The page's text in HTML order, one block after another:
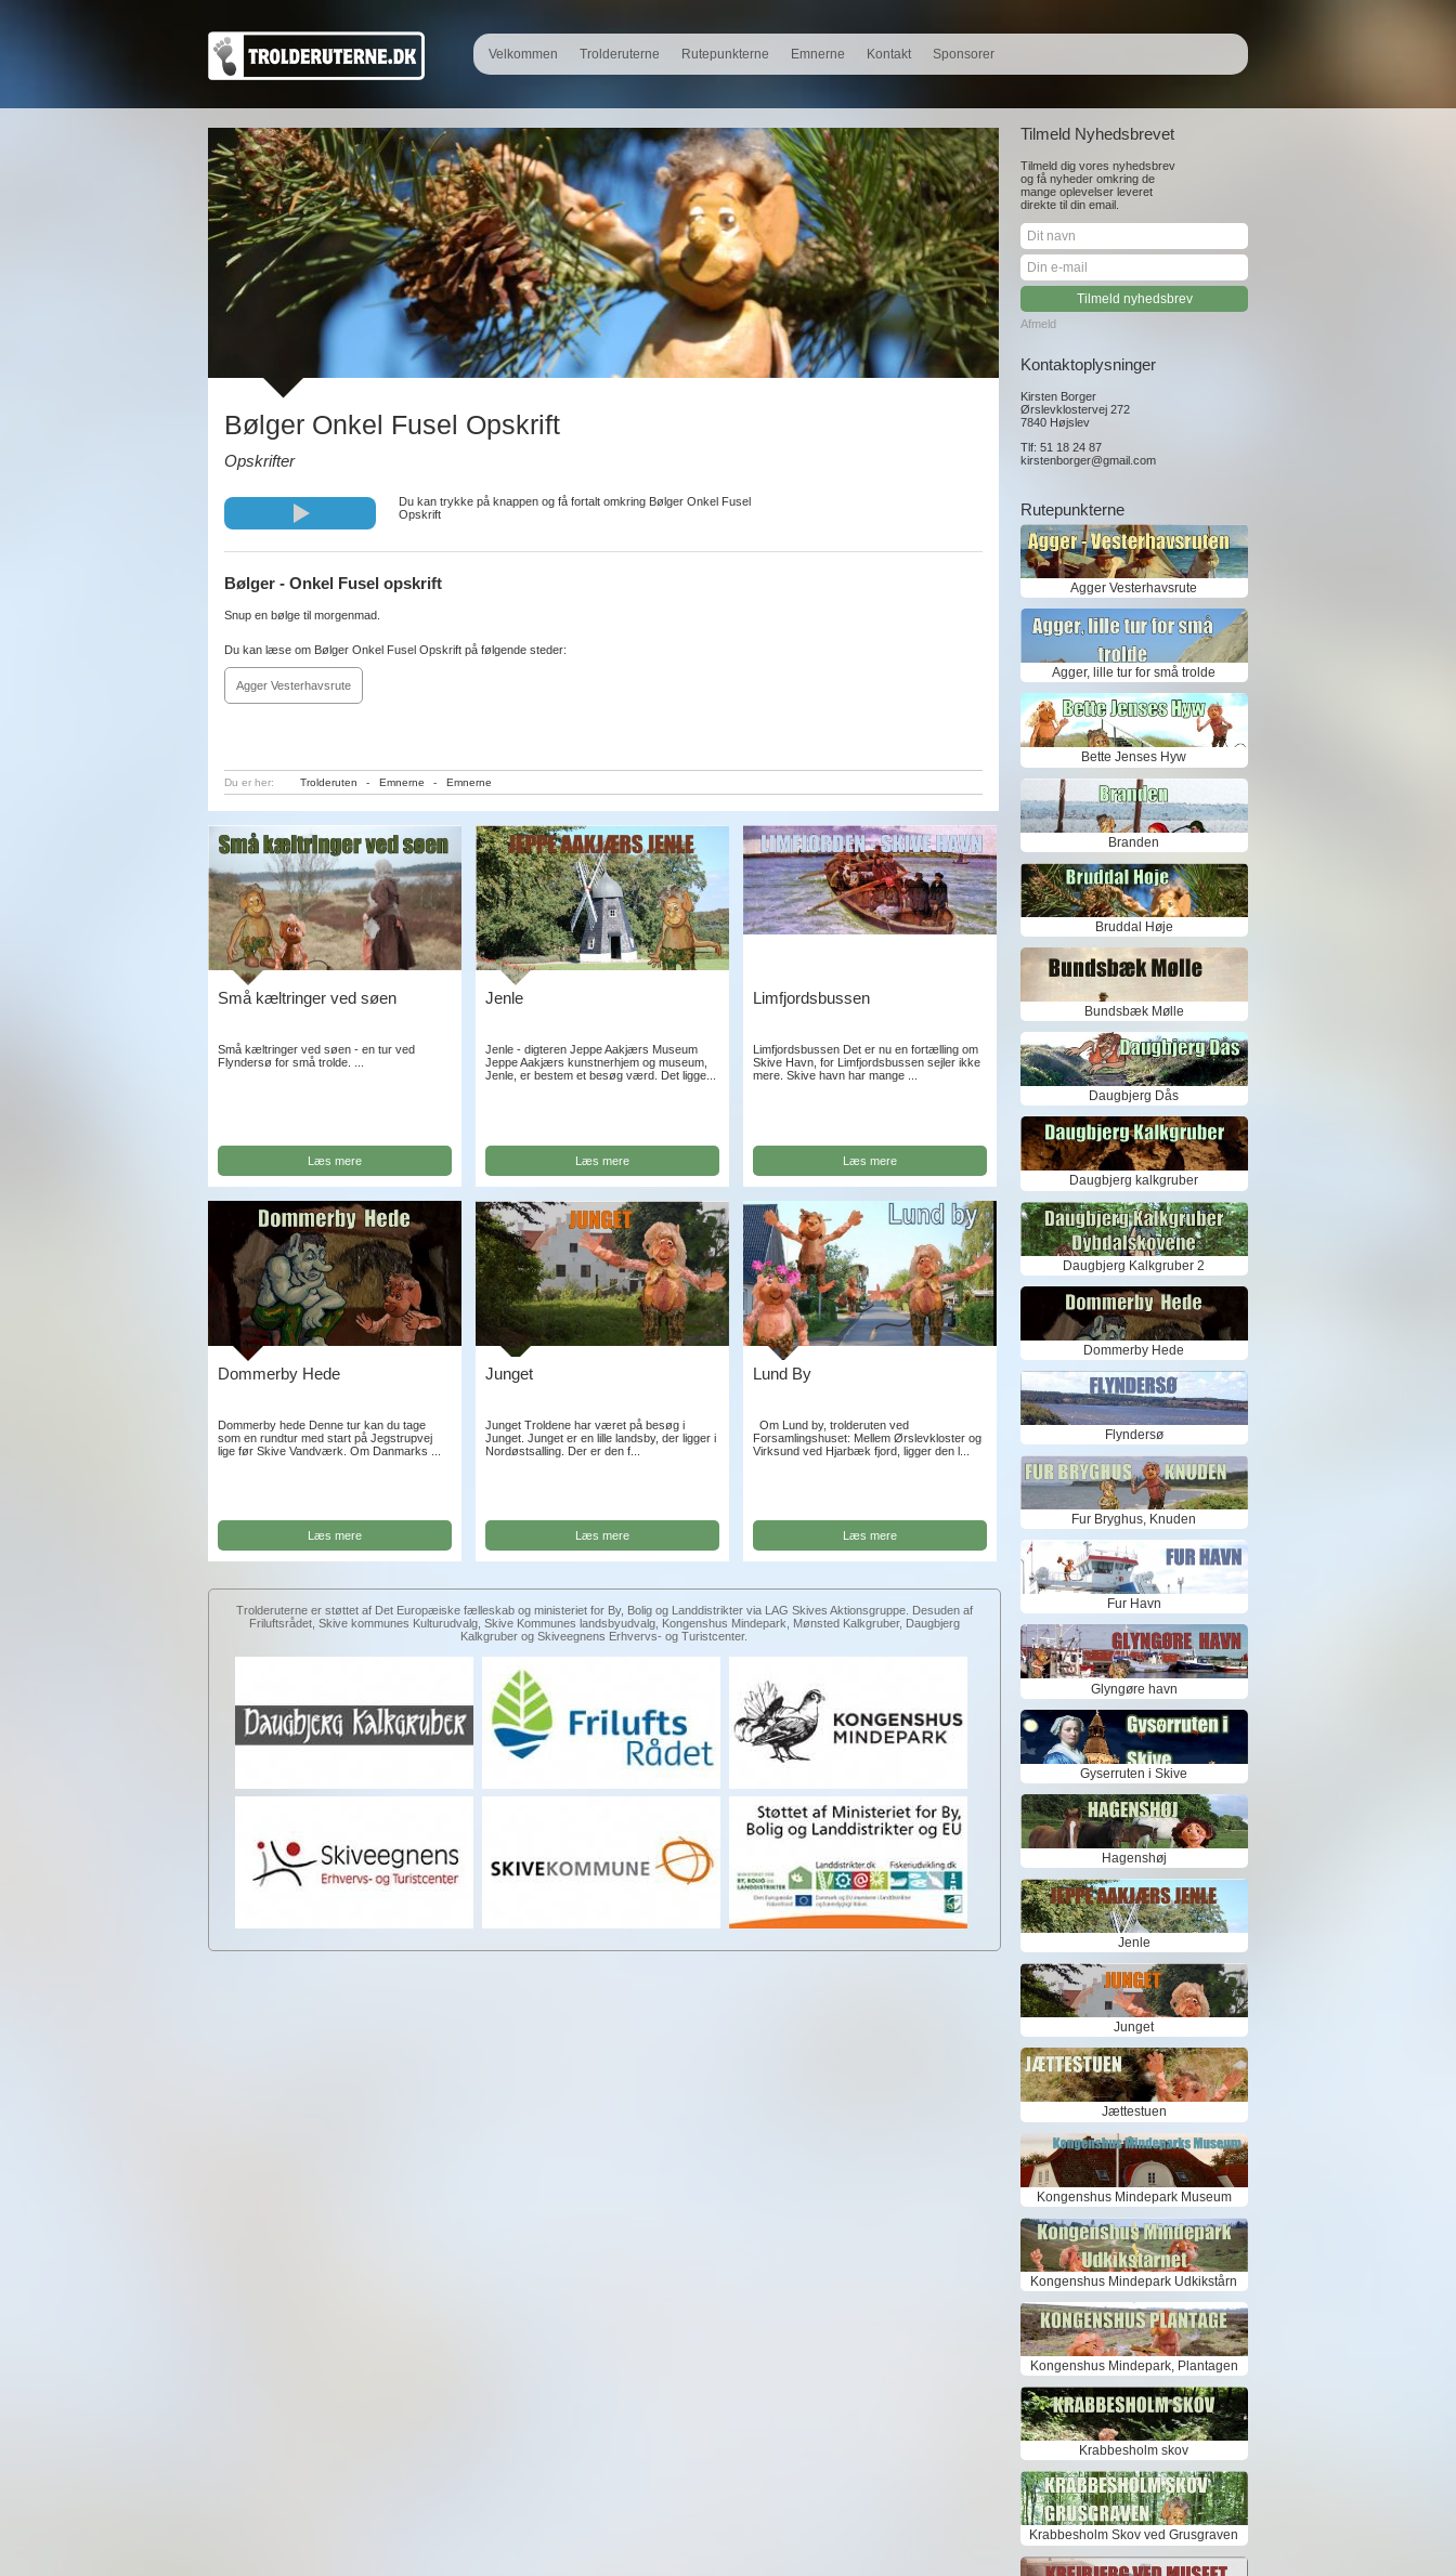
Bølger Onkel Fusel Opskrift
Opskrifter
Du kan trykke på knappen og få fortalt omkring Bølger Onkel Fusel
Opskrift
Bølger - Onkel Fusel opskrift
Snup en bølge til morgenmad.
Du kan læse om Bølger Onkel Fusel Opskrift på følgende steder:
Agger Vesterhavsrute
Velkommen Trolderuterne Rutepunkterne Emnerne Kontakt Sponsorer
Du er her: Trolderuten - Emnerne - Emnerne
Små kæltringer ved søen
Små kæltringer ved søen - en tur ved
Flyndersø for små trolde. ...
Læs mere
Jenle
Jenle - digteren Jeppe Aakjærs Museum
Jeppe Aakjærs kunstnerhjem og museum,
Jenle, er bestem et besøg værd. Det ligge...
Læs mere
Limfjordsbussen
Limfjordsbussen Det er nu en fortælling om
Skive Havn, for Limfjordsbussen sejler ikke
mere. Skive havn har mange ...
Læs mere
Dommerby Hede
Dommerby hede Denne tur kan du tage
som en rundtur med start på Jegstrupvej
lige før Skive Vandværk. Om Danmarks ...
Læs mere
Junget
Junget Troldene har været på besøg i
Junget. Junget er en lille landsby, der ligger i
Nordøstsalling. Der er den f...
Læs mere
Lund By
Om Lund by, trolderuten ved
Forsamlingshuset: Mellem Ørslevkloster og
Virksund ved Hjarbæk fjord, ligger den l...
Læs mere
Trolderuterne er støttet af Det Europæiske fælleskab og ministeriet for By, Bolig og Landdistrikter via LAG Skives Aktionsgruppe. Desuden af
Friluftsrådet, Skive kommunes Kulturudvalg, Skive Kommunes landsbyudvalg, Kongenshus Mindepark, Mønsted Kalkgruber, Daugbjerg
Kalkgruber og Skiveegnens Erhvervs- og Turistcenter.
Tilmeld Nyhedsbrevet
Tilmeld dig vores nyhedsbrev
og få nyheder omkring de
mange oplevelser leveret
direkte til din email.
Afmeld
Kontaktoplysninger
Kirsten Borger
Ørslevklostervej 272
7840 Højslev
Tlf: 51 18 24 87
kirstenborger@gmail.com
Rutepunkterne
Agger Vesterhavsrute
Agger, lille tur for små trolde
Bette Jenses Hyw
Branden
Bruddal Høje
Bundsbæk Mølle
Daugbjerg Dås
Daugbjerg kalkgruber
Daugbjerg Kalkgruber 2
Dommerby Hede
Flyndersø
Fur Bryghus, Knuden
Fur Havn
Glyngøre havn
Gyserruten i Skive
Hagenshøj
Jenle
Junget
Jættestuen
Kongenshus Mindepark Museum
Kongenshus Mindepark Udkikstårn
Kongenshus Mindepark, Plantagen
Krabbesholm skov
Krabbesholm Skov ved Grusgraven